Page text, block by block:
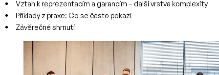
Vztah k reprezentacím a garancím – další vrstva komplexity
Příklady z praxe: Co se často pokazí
Závěrečné shrnutí